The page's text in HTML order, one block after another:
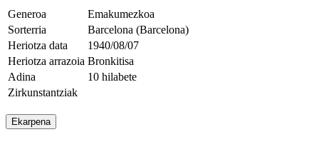
Generoa
Emakumezkoa
Sorterria
Barcelona (Barcelona)
Heriotza data
1940/08/07
Heriotza arrazoia Bronkitisa
Adina
10 hilabete
Zirkunstantziak